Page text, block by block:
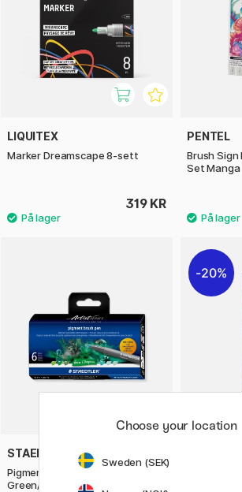
LIQUITEX
Marker Dreamscape 8-sett
319 KR
PENTEL
Brush Sign
Set Manga
STAEDTLER
Pigment Arts Brush Pen 6-sett
Green/Turquoise
20%
Choose your location
Sweden (SEK)